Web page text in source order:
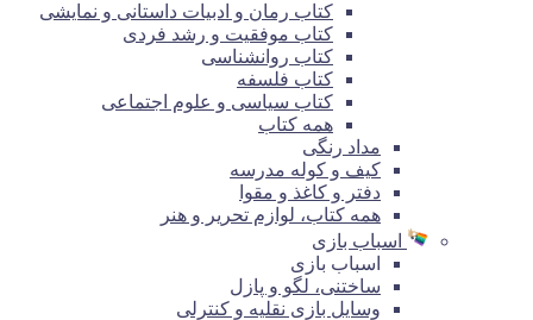
کتاب رمان و ادبیات داستانی و نمایشی
کتاب موفقیت و رشد فردی
کتاب روانشناسی
کتاب فلسفه
کتاب سیاسی و علوم اجتماعی
همه کتاب
مداد رنگی
کیف و کوله مدرسه
دفتر و کاغذ و مقوا
همه کتاب، لوازم تحریر و هنر
اسباب بازی
اسباب بازی
ساختنی، لگو و پازل
وسایل بازی نقلیه و کنترلی